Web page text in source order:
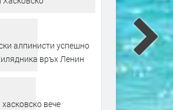
алпинисти успешно
връх Ленин
вече